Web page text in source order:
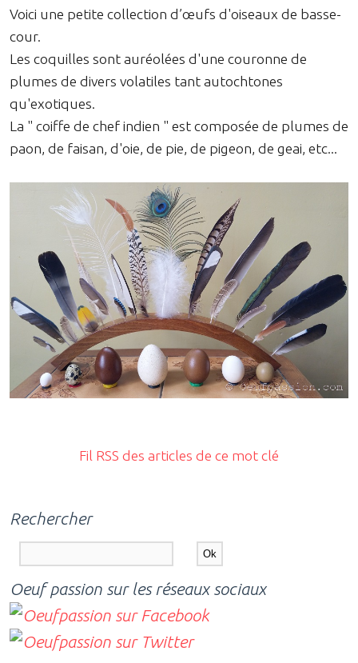
Voici une petite collection d’œufs d'oiseaux de basse-
cour.
Les coquilles sont auréolées d'une couronne de
plumes de divers volatiles tant autochtones
qu'exotiques.
La " coiffe de chef indien " est composée de plumes de
paon, de faisan, d'oie, de pie, de pigeon, de geai, etc...
Fil RSS des articles de ce mot clé
Rechercher
Oeuf passion sur les réseaux sociaux